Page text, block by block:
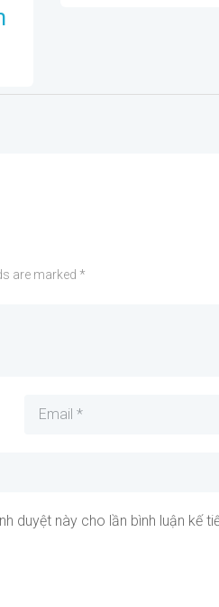
are marked *
duyệt này cho lần bình luận kế